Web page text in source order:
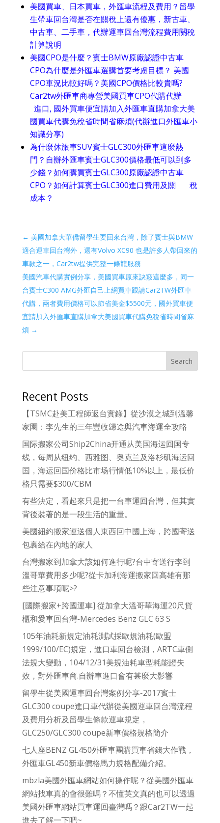
美國買車、日本買車，外匯車流程及費用？留學
生帶車回台灣是否在關稅上還有優惠，新古車、
中古車、二手車，代辦運車回台灣流程費用關稅
計算說明
美國CPO是什麼？賓士BMW原廠認證中古車
CPO為什麼是外匯車選購首要考慮目標？ 美國
CPO車況比較好嗎？美國CPO價格比較貴嗎?
Car2tw外匯車商專營美國買車CPO代購代辦
進口, 國外買車便宜請加入外匯車直購加拿大美
國買車代購免稅省時間省麻煩(代辦進口外匯車小
知識分享)
為什麼休旅車SUV賓士GLC300外匯車這麼熱
門？自辦外匯車賓士GLC300價格最低可以到多
少錢？如何購買賓士GLC300原廠認證中古車
CPO？如何計算賓士GLC300進口費用及關 稅
成本？
← 美國加拿大華僑留學生要回來台灣，除了賓士與BMW
適合運車回台灣外，還有Volvo XC90 也是許多人帶回來的
車款之一，Car2tw提供完整一條龍服務
美國汽車代購實例分享，美國買車原來訣竅這麼多，同一
台賓士C300 AMG外匯自己上網買車跟請Car2TW外匯車
代購，兩者費用價格可以節省美金$5500元，國外買車便
宜請加入外匯車直購加拿大美國買車代購免稅省時間省麻
煩 →
Search
Recent Posts
【TSMC赴美工程師返台實錄】從沙漠之城到溫馨
家園：李先生的三年豐收歸途與汽車海運全攻略
国际搬家公司Ship2China开通从美国海运回国专
线，每周从纽约、西雅图、奥克兰及洛杉矶海运回
国，海运回国价格比市场行情低10%以上，最低价
格只需要$300/CBM
有些決定，看起來只是把一台車運回台灣，但其實
背後裝著的是一段生活的重量。
美國紐約搬家運送個人東西回中國上海，跨國寄送
包裹給在內地的家人
台灣搬家到加拿大該如何進行呢?台中寄送行李到
溫哥華費用多少呢?從卡加利海運搬家回高雄有那
些注意事項呢>?
[國際搬家+跨國運車] 從加拿大溫哥華海運20尺貨
櫃和愛車回台灣-Mercedes Benz GLC 63 S
105年油耗新規定油耗測試採歐規油耗(歐盟
1999/100/EC)規定，進口車回台檢測，ARTC車側
法規大變動，104/12/31美規油耗車型耗能證失
效，對外匯車商.自辦車進口會有甚麼大影響
留學生從美國運車回台灣案例分享-2017賓士
GLC300 coupe進口車代辦從美國運車回台灣流程
及費用分析及留學生條款運車規定，
GLC250/GLC300 coupe新車價格規格簡介
七人座BENZ GL450外匯車團購買車省錢大作戰，
外匯車GL450新車價格馬力規格配備介紹。
mbzla美國外匯車網站如何操作呢？從美國外匯車
網站找車真的會很難嗎？不懂英文真的也可以透過
美國外匯車網站買車運回臺灣嗎？跟Car2TW一起
進去了解一下吧~